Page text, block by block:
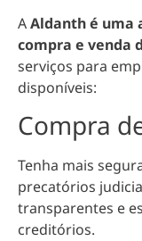
AAldanth é uma
compra e venda
serviços para
disponíveis:
Compra
Tenha mais
precatórios
transparentes e
creditórios.